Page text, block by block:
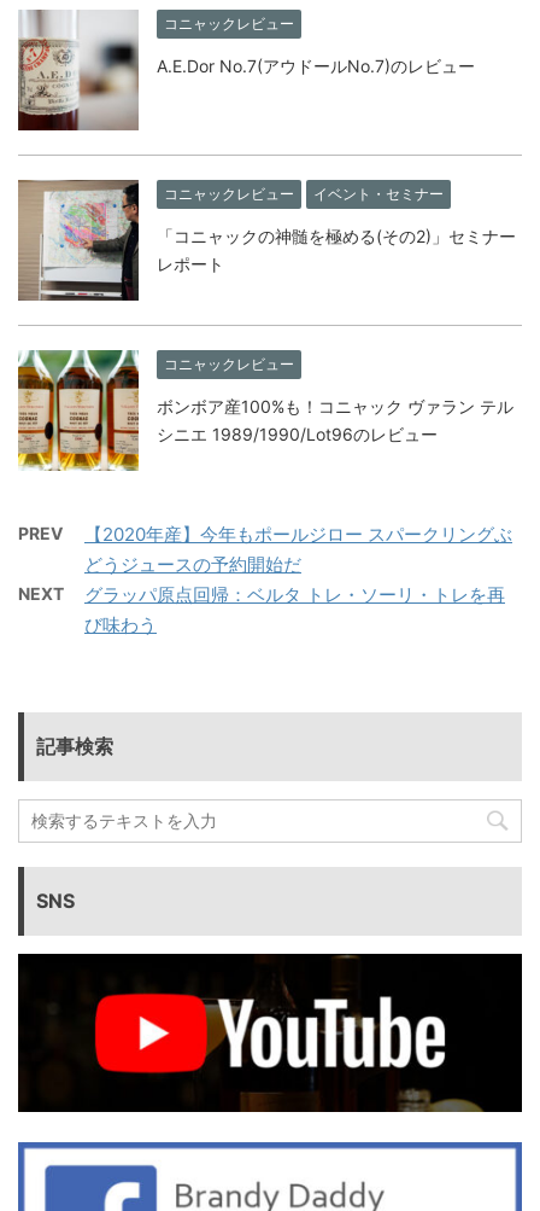
コニャックレビュー
A.E.Dor No.7(アウドールNo.7)のレビュー
コニャックレビュー イベント・セミナー
「コニャックの神髄を極める(その2)」セミナー
レポート
コニャックレビュー
ボンボア産100%も！コニャック ヴァラン テル
シニエ 1989/1990/Lot96のレビュー
PREV
【2020年産】今年もポールジロー スパークリングぶ
どうジュースの予約開始だ
NEXT
グラッパ原点回帰：ベルタ トレ・ソーリ・トレを再
び味わう
記事検索
SNS